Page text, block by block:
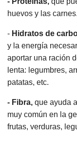
huevos y las carnes.
- Hidratos de
y la energía
aportar una ración
lenta: legumbres,
patatas, etc.
- Fibra, que ayuda
muy común en la
frutas, verduras,